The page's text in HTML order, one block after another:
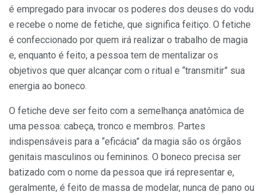
é empregado para invocar os poderes dos deuses do vodu
e recebe o nome de fetiche, que significa feitiço. O fetiche
é confeccionado por quem irá realizar o trabalho de magia
e, enquanto é feito, a pessoa tem de mentalizar os
objetivos que quer alcançar com o ritual e “transmitir” sua
energia ao boneco.
O fetiche deve ser feito com a semelhança anatômica de
uma pessoa: cabeça, tronco e membros. Partes
indispensáveis para a “eficácia” da magia são os órgãos
genitais masculinos ou femininos. O boneco precisa ser
batizado com o nome da pessoa que irá representar e,
geralmente, é feito de massa de modelar, nunca de pano ou